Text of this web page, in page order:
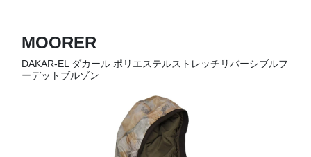
MOORER
DAKAR-EL ダカール ポリエステルストレッチリバーシブルフ
ーデットブルゾン